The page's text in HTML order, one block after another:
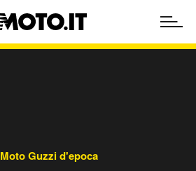
Moto Guzzi d'epoca